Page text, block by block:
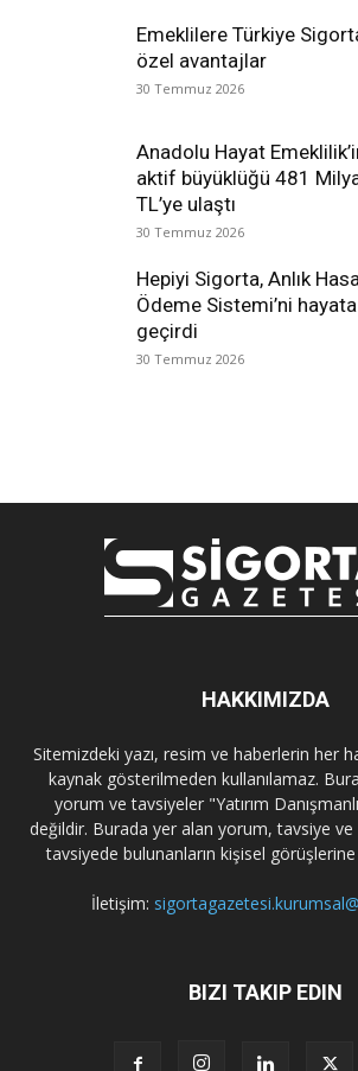
Emeklilere Türkiye
özel avantajlar
30 Temmuz 2026
Anadolu Hayat
aktif büyüklüğü 481
TL’ye ulaştı
30 Temmuz 2026
Hepiyi Sigorta, Anlık
Ödeme Sistemi’ni hayata
geçirdi
30 Temmuz 2026
HAKKIMIZDA
Sitemizdeki yazı, resim ve haberlerin her
kaynak gösterilmeden kullanılamaz.
yorum ve tavsiyeler "Yatırım
değildir. Burada yer alan yorum, tavsiye
tavsiyede bulunanların kişisel
İletişim:
BIZI TAKIP EDIN